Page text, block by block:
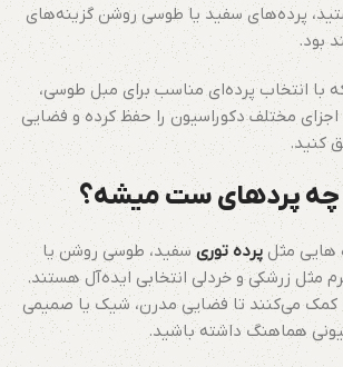
پرده‌های سفید یا طوسی روشن گزینه‌های
بود.
با انتخاب پرده‌ای مناسب برای مبل طوسی،
اجزای مختلف دکوراسیون را حفظ کرده و فضایی
کنید.
چه پردهای ست میشه؟
هایی مثل پرده‌ توریسفید، طوسی روشن یا
مثل زرشکی و خردلی انتخابی ایده‌آل هستند.
کمک می‌کنند تا فضایی مدرن، شیک یا صمیمی
هماهنگ داشته باشید.